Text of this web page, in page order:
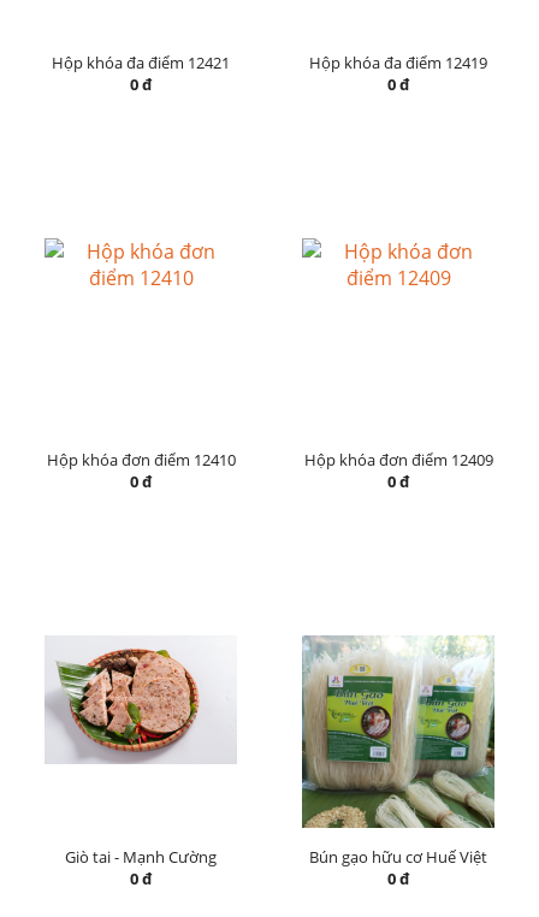
Hộp khóa đa điểm 12421
0 đ
Hộp khóa đa điểm 12419
0 đ
Hộp khóa đơn điểm 12410
0 đ
Hộp khóa đơn điểm 12409
0 đ
Giò tai - Mạnh Cường
0 đ
Bún gạo hữu cơ Huế Việt
0 đ